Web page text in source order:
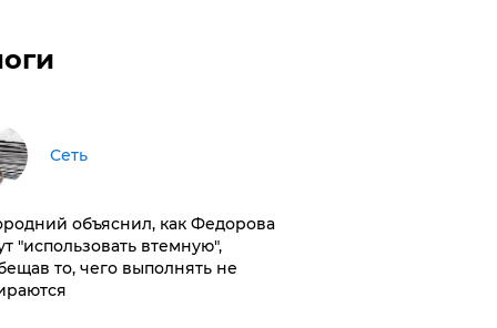
Сеть
объяснил, как Федорова
"использовать втемную",
то, чего выполнять не